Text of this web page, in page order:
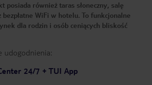
posiada również taras słoneczny, salę
WiFi w hotelu. To funkcjonalne
dla rodzin i osób ceniących bliskość
udogodnienia:
24/7 + TUI App